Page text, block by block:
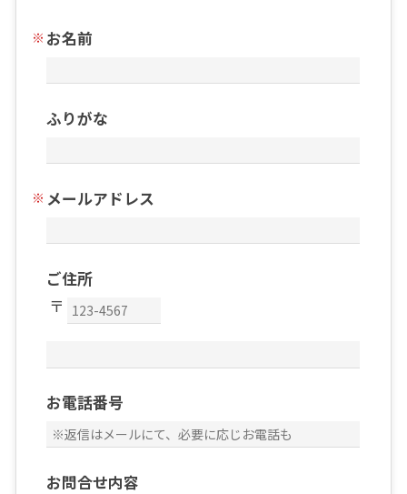
お名前
ふりがな
メールアドレス
ご住所
お電話番号
お問合せ内容